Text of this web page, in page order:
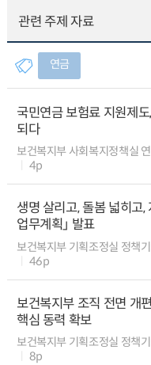
관련 주제 자료
연금
국민연금 보험료 지원제
되다
보건복지부 사회복지정책실
4p
생명 살리고, 돌봄 넓히고,
업무계획」 발표
보건복지부 기획조정실 정책
46p
보건복지부 조직 전면 개
핵심 동력 확보
보건복지부 기획조정실 정책
8p